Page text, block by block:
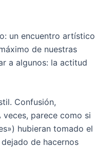
un encuentro artístico
de nuestras
a algunos: la actitud
Confusión,
parece como si
hubieran tomado el
de hacernos